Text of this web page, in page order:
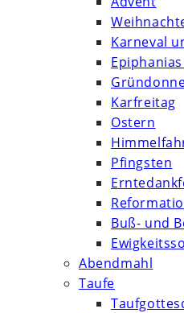
Karneval
Karfreitag
Ostern
Pfingsten
Buß- und
Abendmahl
Taufe